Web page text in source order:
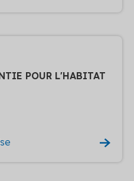
POUR L'HABITAT